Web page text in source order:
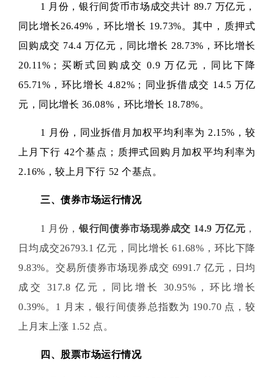
1 月份，银行间货币市场成交共计 89.7 万亿元，
同比增长26.49%，环比增长 19.73%。其中，质押式
回购成交 74.4 万亿元，同比增长 28.73%，环比增长
20.11%；买断式回购成交 0.9 万亿元，同比下降
65.71%，环比增长 4.82%；同业拆借成交 14.5 万亿
元，同比增长 36.08%，环比增长 18.78%。
1 月份，同业拆借月加权平均利率为 2.15%，较
上月下行 42个基点；质押式回购月加权平均利率为
2.16%，较上月下行 52 个基点。
三、债券市场运行情况
1 月份，银行间债券市场现券成交 14.9 万亿元 ，
日均成交26793.1 亿元，同比增长 61.68%，环比下降
9.83%。交易所债券市场现券成交 6991.7 亿元，日均
成交 317.8 亿元，同比增长 30.95%，环比增长
0.39%。1 月末，银行间债券总指数为 190.70 点，较
上月末上涨 1.52 点。
四、股票市场运行情况